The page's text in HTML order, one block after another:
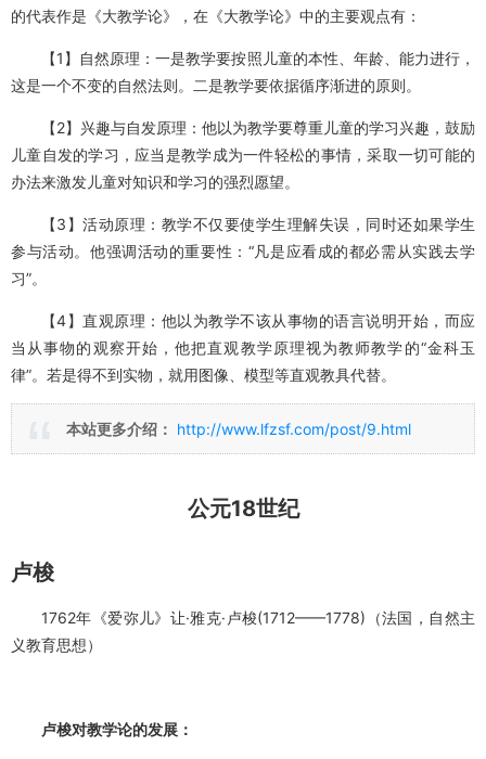
的代表作是《大教学论》，在《大教学论》中的主要观点有：
【1】自然原理：一是教学要按照儿童的本性、年龄、能力进行，
这是一个不变的自然法则。二是教学要依据循序渐进的原则。
【2】兴趣与自发原理：他以为教学要尊重儿童的学习兴趣，鼓励
儿童自发的学习，应当是教学成为一件轻松的事情，采取一切可能的
办法来激发儿童对知识和学习的强烈愿望。
【3】活动原理：教学不仅要使学生理解失误，同时还如果学生
参与活动。他强调活动的重要性：“凡是应看成的都必需从实践去学
习”。
【4】直观原理：他以为教学不该从事物的语言说明开始，而应
当从事物的观察开始，他把直观教学原理视为教师教学的“金科玉
律”。若是得不到实物，就用图像、模型等直观教具代替。
本站更多介绍： http://www.lfzsf.com/post/9.html
公元18世纪
卢梭
1762年《爱弥儿》让·雅克·卢梭(1712——1778)（法国，自然主
义教育思想）